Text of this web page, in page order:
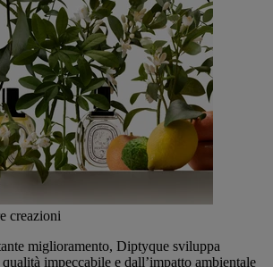
creazioni
miglioramento, Diptyque sviluppa
impeccabile e dall’impatto ambientale